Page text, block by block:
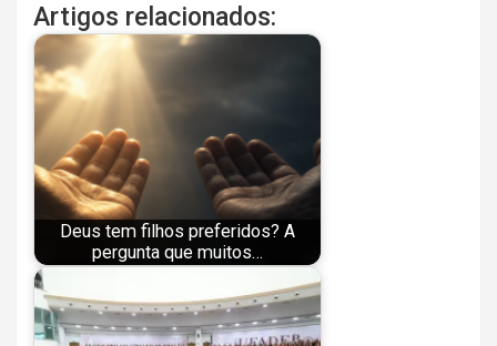
Artigos relacionados:
Deus tem filhos preferidos? A
pergunta que muitos…